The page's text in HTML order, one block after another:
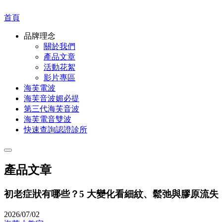
首頁
品牌理念
關於我們
產品文章
活動花絮
影片專區
海芙電波
海芙音波媚必提
第三代海芙音波
海芙電音雙波
快速查詢認證診所
產品文章
初老症狀有哪些？5 大變化看細紋、鬆弛與膠原流失
2026/07/02